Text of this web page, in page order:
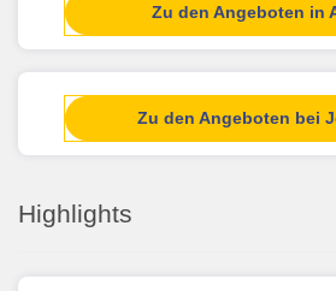
Zu den Angeboten in
Zu den Angeboten bei
Highlights